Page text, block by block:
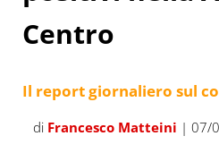
Centro
Il report giornaliero sul
di Francesco Matteini | 07/